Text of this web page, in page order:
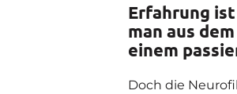
Erfahrung ist
man aus
einem
Doch die